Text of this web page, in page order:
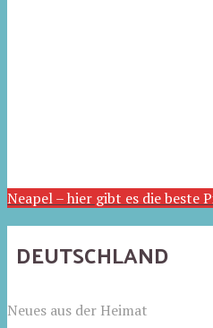
Neapel – hier gibt es die beste
DEUTSCHLAND
Neues aus der Heimat